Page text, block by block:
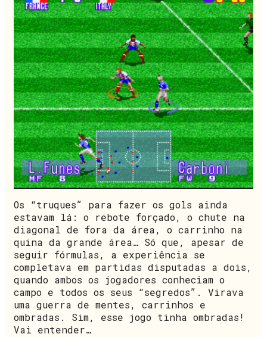
Os “truques” para fazer os gols ainda
estavam lá: o rebote forçado, o chute na
diagonal de fora da área, o carrinho na
quina da grande área… Só que, apesar de
seguir fórmulas, a experiência se
completava em partidas disputadas a dois,
quando ambos os jogadores conheciam o
campo e todos os seus “segredos”. Virava
uma guerra de mentes, carrinhos e
ombradas. Sim, esse jogo tinha ombradas!
Vai entender…